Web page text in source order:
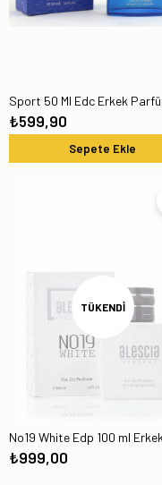
Sport 50 Ml Edc Erkek
₺599,90
Sepete Ekle
TÜKENDI
₺999,00